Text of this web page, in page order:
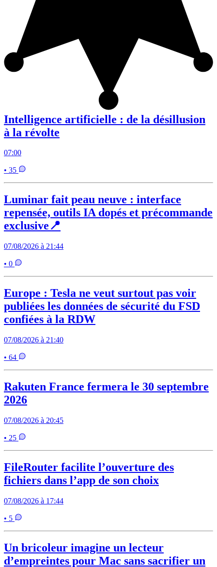
Intelligence artificielle : de la désillusion
à la révolte
07:00
• 35
Luminar fait peau neuve : interface
repensée, outils IA dopés et précommande
exclusive📍
07/08/2026 à 21:44
• 0
Europe : Tesla ne veut surtout pas voir
publiées les données de sécurité du FSD
confiées à la RDW
07/08/2026 à 21:40
• 64
Rakuten France fermera le 30 septembre
2026
07/08/2026 à 20:45
• 25
FileRouter facilite l’ouverture des
fichiers dans l’app de son choix
07/08/2026 à 17:44
• 5
Un bricoleur imagine un lecteur
d’empreintes pour Mac sans sacrifier un